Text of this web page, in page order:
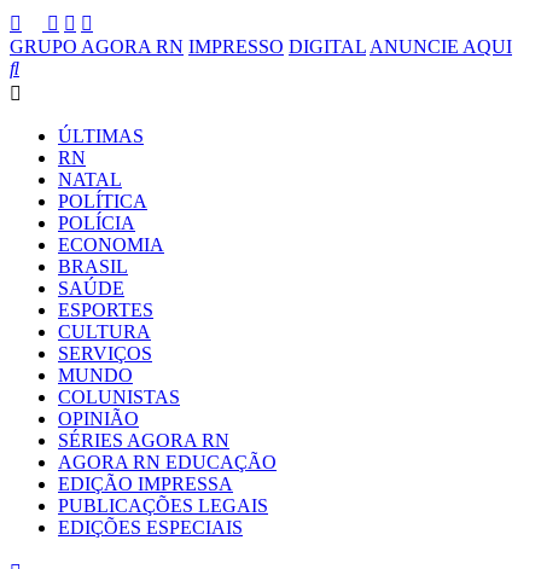
GRUPO AGORA RN IMPRESSO DIGITAL ANUNCIE AQUI
ÚLTIMAS
RN
NATAL
POLÍTICA
POLÍCIA
ECONOMIA
BRASIL
SAÚDE
ESPORTES
CULTURA
SERVIÇOS
MUNDO
COLUNISTAS
OPINIÃO
SÉRIES AGORA RN
AGORA RN EDUCAÇÃO
EDIÇÃO IMPRESSA
PUBLICAÇÕES LEGAIS
EDIÇÕES ESPECIAIS